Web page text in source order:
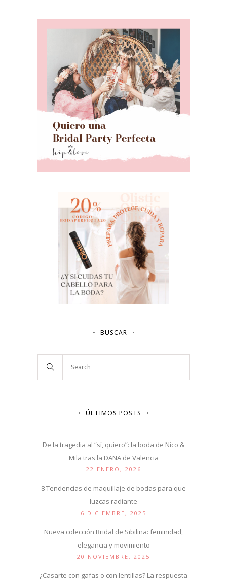
BUSCAR
ÚLTIMOS POSTS
De la tragedia al “sí, quiero”: la boda de Nico &
Mila tras la DANA de Valencia
22 ENERO, 2026
8 Tendencias de maquillaje de bodas para que
luzcas radiante
6 DICIEMBRE, 2025
Nueva colección Bridal de Sibilina: feminidad,
elegancia y movimiento
20 NOVIEMBRE, 2025
¿Casarte con gafas o con lentillas? La respuesta